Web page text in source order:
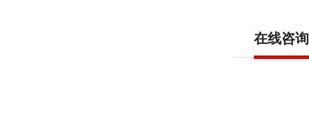
在线咨询